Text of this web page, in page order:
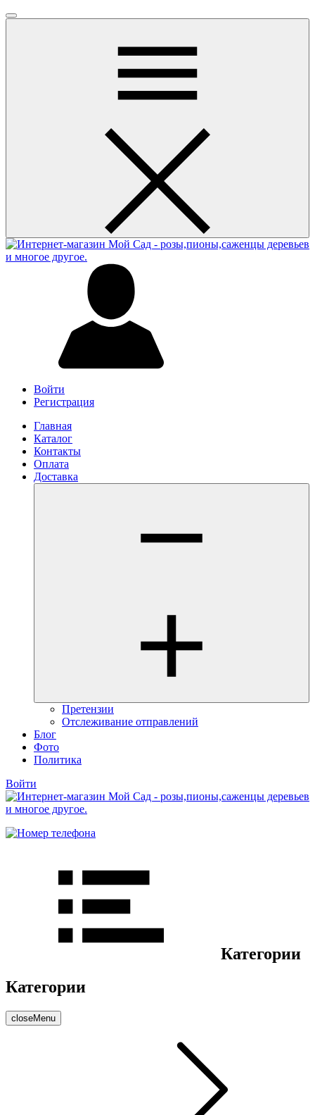
Войти
Регистрация
Главная
Каталог
Контакты
Оплата
Доставка
Претензии
Отслеживание отправлений
Блог
Фото
Политика
Войти
Категории
Категории
closeMenu